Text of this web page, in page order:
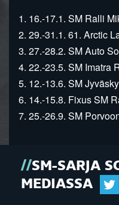
1. 16.-17.1. SM Ralli
2. 29.-31.1. 61. Arctic
3. 27.-28.2. SM Auto
4. 22.-23.5. SM Imatra
5. 12.-13.6. SM
6. 14.-15.8. Fixus SM
7. 25.-26.9. SM
SM-SARJA
MEDIASSA